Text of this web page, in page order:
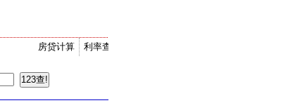
利率查询
房贷计算